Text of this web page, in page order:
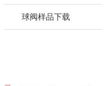
球阀样品下载